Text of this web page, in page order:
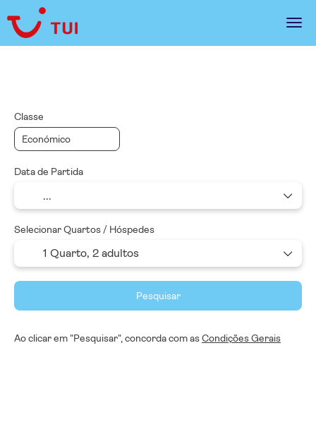
Classe
Data de Partida
Selecionar Quartos / Hóspedes
1 Quarto, 2 adultos
Pesquisar
Ao clicar em "Pesquisar", concorda com asCondições Gerais